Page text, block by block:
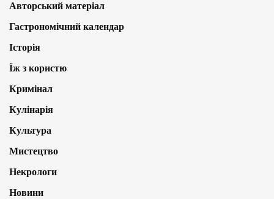
Авторський матеріал
Гастрономічний календар
Історія
Їж з користю
Кримінал
Кулінарія
Культура
Мистецтво
Некрологи
Новини